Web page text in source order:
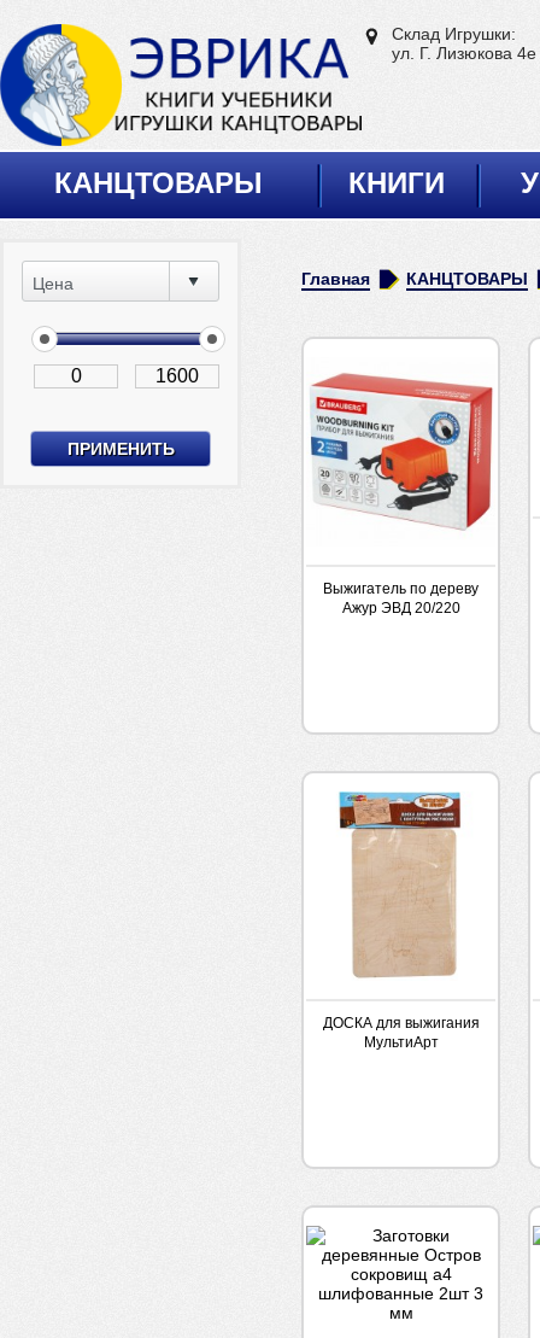
Склад Игрушки:
ул. Г. Лизюкова 4е
КАНЦТОВАРЫ КНИГИ
Цена Главная КАНЦТОВАРЫ
Выжигатель по дереву
Ажур ЭВД 20/220
ДОСКА для выжигания
МультиАрт